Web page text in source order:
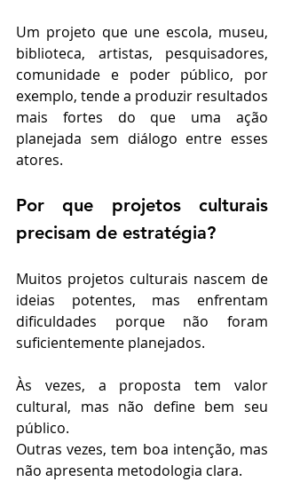
Um projeto que une escola, museu,
biblioteca, artistas, pesquisadores,
comunidade e poder público, por
exemplo, tende a produzir resultados
mais fortes do que uma ação
planejada sem diálogo entre esses
atores.
Por que projetos culturais
precisam de estratégia?
Muitos projetos culturais nascem de
ideias potentes, mas enfrentam
dificuldades porque não foram
suficientemente planejados.
Às vezes, a proposta tem valor
cultural, mas não define bem seu
público.
Outras vezes, tem boa intenção, mas
não apresenta metodologia clara.